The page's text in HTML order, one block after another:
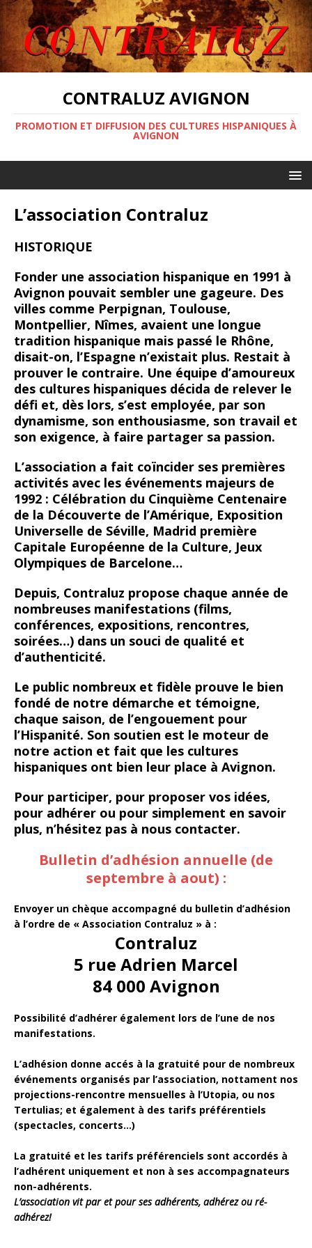
CONTRALUZ AVIGNON
PROMOTION ET DIFFUSION DES CULTURES HISPANIQUES À
AVIGNON
L’association Contraluz
HISTORIQUE
Fonder une association hispanique en 1991 à
Avignon pouvait sembler une gageure. Des
villes comme Perpignan, Toulouse,
Montpellier, Nîmes, avaient une longue
tradition hispanique mais passé le Rhône,
disait-on, l’Espagne n’existait plus. Restait à
prouver le contraire. Une équipe d’amoureux
des cultures hispaniques décida de relever le
défi et, dès lors, s’est employée, par son
dynamisme, son enthousiasme, son travail et
son exigence, à faire partager sa passion.
L’association a fait coïncider ses premières
activités avec les événements majeurs de
1992 : Célébration du Cinquième Centenaire
de la Découverte de l’Amérique, Exposition
Universelle de Séville, Madrid première
Capitale Européenne de la Culture, Jeux
Olympiques de Barcelone…
Depuis, Contraluz propose chaque année de
nombreuses manifestations (films,
conférences, expositions, rencontres,
soirées…) dans un souci de qualité et
d’authenticité.
Le public nombreux et fidèle prouve le bien
fondé de notre démarche et témoigne,
chaque saison, de l’engouement pour
l’Hispanité. Son soutien est le moteur de
notre action et fait que les cultures
hispaniques ont bien leur place à Avignon.
Pour participer, pour proposer vos idées,
pour adhérer ou pour simplement en savoir
plus, n’hésitez pas à nous contacter.
Bulletin d’adhésion annuelle (de
septembre à aout) :
Envoyer un chèque accompagné du bulletin d’adhésion
à l’ordre de « Association Contraluz » à :
Contraluz
5 rue Adrien Marcel
84 000 Avignon
Possibilité d’adhérer également lors de l’une de nos
manifestations.
L’adhésion donne accés à la gratuité pour de nombreux
événements organisés par l’association, nottament nos
projections-rencontre mensuelles à l’Utopia, ou nos
Tertulias; et également à des tarifs préférentiels
(spectacles, concerts…)
La gratuité et les tarifs préférenciels sont accordés à
l’adhérent uniquement et non à ses accompagnateurs
non-adhérents.
L’association vit par et pour ses adhérents, adhérez ou ré-
adhérez!